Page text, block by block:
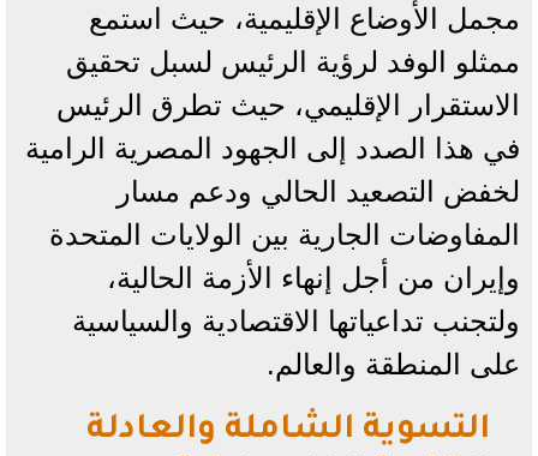
مجمل الأوضاع الإقليمية، حيث استمع
ممثلو الوفد لرؤية الرئيس لسبل تحقيق
الاستقرار الإقليمي، حيث تطرق الرئيس
في هذا الصدد إلى الجهود المصرية الرامية
لخفض التصعيد الحالي ودعم مسار
المفاوضات الجارية بين الولايات المتحدة
وإيران من أجل إنهاء الأزمة الحالية،
ولتجنب تداعياتها الاقتصادية والسياسية
على المنطقة والعالم.
التسوية الشاملة والعادلة